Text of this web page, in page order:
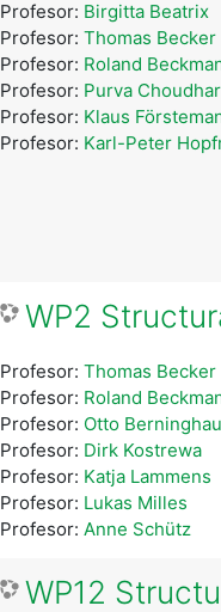
Profesor: Birgitta Beatrix
Profesor: Thomas Becker
Profesor: Roland
Profesor: Purva
Profesor: Klaus
Profesor: Karl-Peter
WP2
Profesor: Thomas Becker
Profesor: Roland
Profesor: Otto
Profesor: Dirk Kostrewa
Profesor: Katja Lammens
Profesor: Lukas Milles
Profesor: Anne Schütz
WP12